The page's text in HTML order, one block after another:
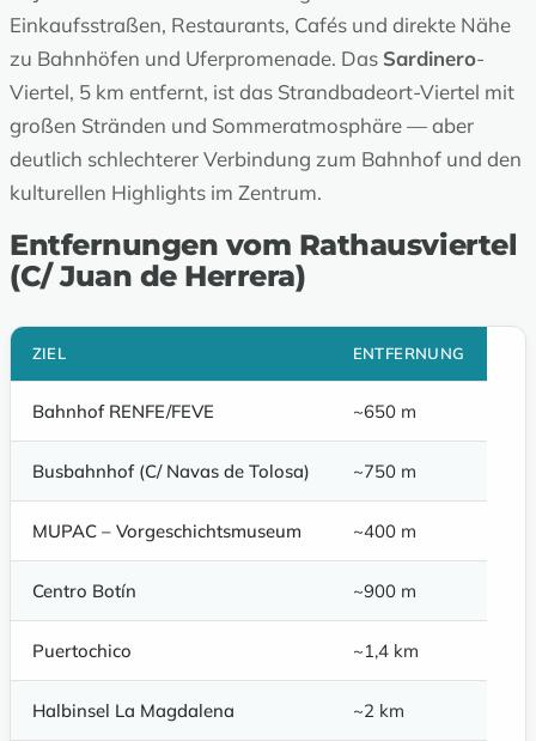
Einkaufsstraßen, Restaurants, Cafés und direkte Nähe
zu Bahnhöfen und Uferpromenade. Das Sardinero-
Viertel, 5 km entfernt, ist das Strandbadeort-Viertel mit
großen Stränden und Sommeratmosphäre — aber
deutlich schlechterer Verbindung zum Bahnhof und den
kulturellen Highlights im Zentrum.
Entfernungen vom Rathausviertel
(C/ Juan de Herrera)
ZIEL ENTFERNUNG
Bahnhof RENFE/FEVE ~650 m
Busbahnhof (C/ Navas de Tolosa) ~750 m
MUPAC – Vorgeschichtsmuseum ~400 m
Centro Botín ~900 m
Puertochico ~1,4 km
Halbinsel La Magdalena ~2 km